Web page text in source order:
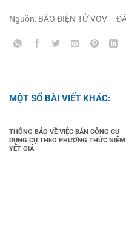
Nguồn: BÁO ĐIỆN TỬ VOV –
MỘT SỐ BÀI VIẾT KHÁC:
THÔNG BÁO VỀ VIỆC BÁN CÔNG CỤ
DỤNG CỤ THEO PHƯƠNG THỨC NIÊM
YẾT GIÁ